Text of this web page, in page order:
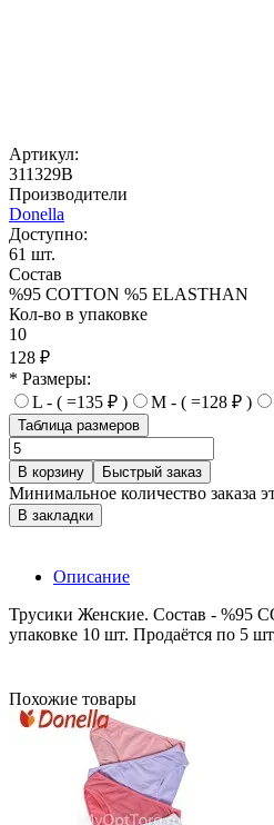
Артикул:
311329B
Производители
Donella
Доступно:
61 шт.
Состав
%95 COTTON %5 ELASTHAN
Кол-во в упаковке
10
128 ₽
* Размеры:
L - ( =135 ₽ )
M - ( =128 ₽ )
Таблица размеров
В корзину Быстрый заказ
Минимальное количество заказа
В закладки
Описание
Трусики Женские. Состав - %95
упаковке 10 шт. Продаётся по 5
Похожие товары